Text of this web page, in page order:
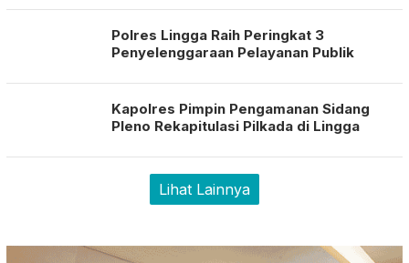
Polres Lingga Raih Peringkat 3
Penyelenggaraan Pelayanan Publik
Kapolres Pimpin Pengamanan Sidang
Pleno Rekapitulasi Pilkada di Lingga
Lihat Lainnya